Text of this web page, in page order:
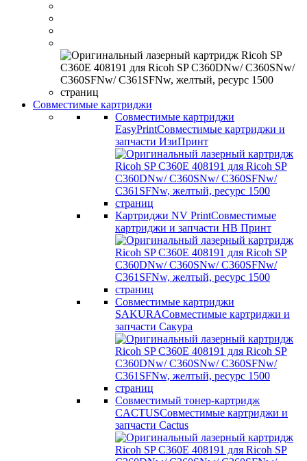
Совместимые картриджи
Совместимые картриджи
EasyPrintСовместимые картриджи и
запчасти ИзиПринт
Картриджи NV PrintСовместимые
картриджи и запчасти НВ Принт
Совместимые картриджи
SAKURAСовместимые картриджи и
запчасти Сакура
Совместимый тонер-картридж
CACTUSСовместимые картриджи и
запчасти Cactus